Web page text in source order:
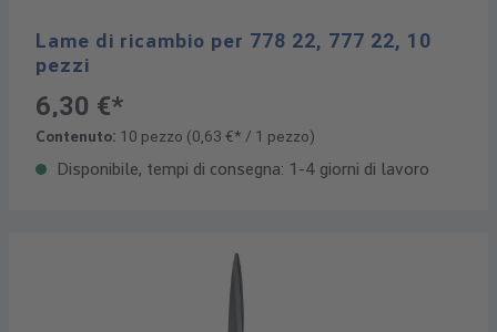
Lame di ricambio per 778 22, 777 22, 10
pezzi
6,30 €*
Contenuto: 10 pezzo (0,63 €* / 1 pezzo)
Disponibile, tempi di consegna: 1-4 giorni di lavoro